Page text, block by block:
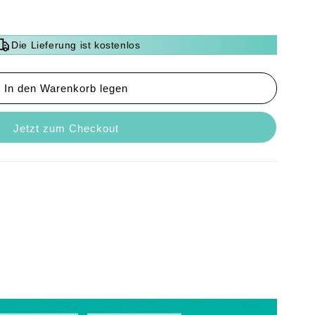
Die Lieferung ist kostenlos
In den Warenkorb legen
Jetzt zum Checkout